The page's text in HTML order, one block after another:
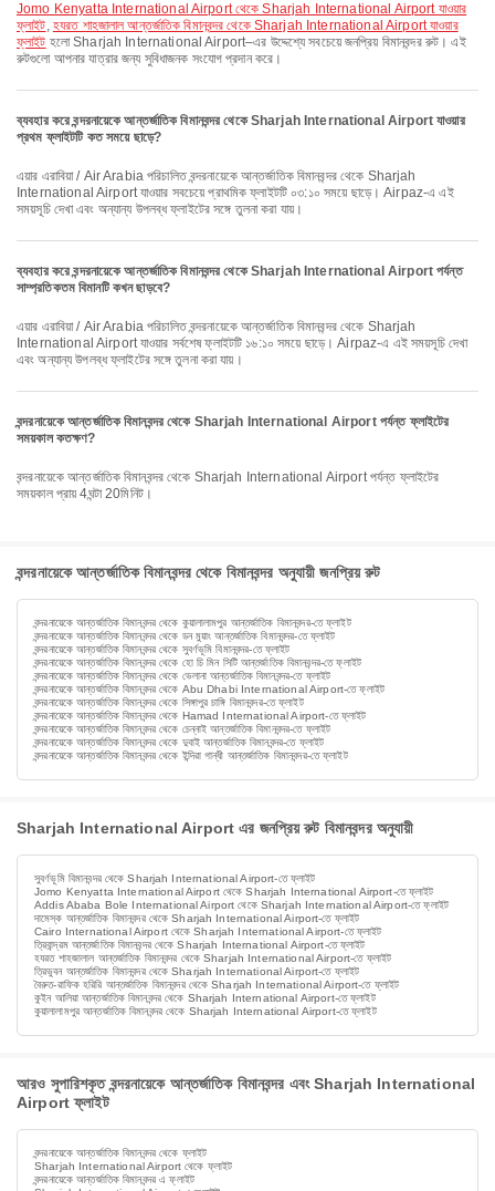
Jomo Kenyatta International Airport থেকে Sharjah International Airport যাওয়ার
ফ্লাইট, হযরত শাহজালাল আন্তর্জাতিক বিমানবন্দর থেকে Sharjah International Airport যাওয়ার
ফ্লাইট হলো Sharjah International Airport–এর উদ্দেশ্যে সবচেয়ে জনপ্রিয় বিমানবন্দর রুট। এই
রুটগুলো আপনার যাত্রার জন্য সুবিধাজনক সংযোগ প্রদান করে।
ব্যবহার করে বন্দরনায়েকে আন্তর্জাতিক বিমানবন্দর থেকে Sharjah International Airport যাওয়ার
প্রথম ফ্লাইটটি কত সময়ে ছাড়ে?
এয়ার এরাবিয়া / Air Arabia পরিচালিত বন্দরনায়েকে আন্তর্জাতিক বিমানবন্দর থেকে Sharjah
International Airport যাওয়ার সবচেয়ে প্রাথমিক ফ্লাইটটি ০৩:১০ সময়ে ছাড়ে। Airpaz-এ এই
সময়সূচি দেখা এবং অন্যান্য উপলব্ধ ফ্লাইটের সঙ্গে তুলনা করা যায়।
ব্যবহার করে বন্দরনায়েকে আন্তর্জাতিক বিমানবন্দর থেকে Sharjah International Airport পর্যন্ত
সাম্প্রতিকতম বিমানটি কখন ছাড়বে?
এয়ার এরাবিয়া / Air Arabia পরিচালিত বন্দরনায়েকে আন্তর্জাতিক বিমানবন্দর থেকে Sharjah
International Airport যাওয়ার সর্বশেষ ফ্লাইটটি ১৬:১০ সময়ে ছাড়ে। Airpaz-এ এই সময়সূচি দেখা
এবং অন্যান্য উপলব্ধ ফ্লাইটের সঙ্গে তুলনা করা যায়।
বন্দরনায়েকে আন্তর্জাতিক বিমানবন্দর থেকে Sharjah International Airport পর্যন্ত ফ্লাইটের
সময়কাল কতক্ষণ?
বন্দরনায়েকে আন্তর্জাতিক বিমানবন্দর থেকে Sharjah International Airport পর্যন্ত ফ্লাইটের
সময়কাল প্রায় 4ঘন্টা 20মিনিট।
বন্দরনায়েকে আন্তর্জাতিক বিমানবন্দর থেকে বিমানবন্দর অনুযায়ী জনপ্রিয় রুট
বন্দরনায়েকে আন্তর্জাতিক বিমানবন্দর থেকে কুয়ালালামপুর আন্তর্জাতিক বিমানবন্দর-তে ফ্লাইট
বন্দরনায়েকে আন্তর্জাতিক বিমানবন্দর থেকে ডন মুয়াং আন্তর্জাতিক বিমানবন্দর-তে ফ্লাইট
বন্দরনায়েকে আন্তর্জাতিক বিমানবন্দর থেকে সুবর্ণভূমি বিমানবন্দর-তে ফ্লাইট
বন্দরনায়েকে আন্তর্জাতিক বিমানবন্দর থেকে হো চি মিন সিটি আন্তর্জাতিক বিমানবন্দর-তে ফ্লাইট
বন্দরনায়েকে আন্তর্জাতিক বিমানবন্দর থেকে ভেলানা আন্তর্জাতিক বিমানবন্দর-তে ফ্লাইট
বন্দরনায়েকে আন্তর্জাতিক বিমানবন্দর থেকে Abu Dhabi International Airport-তে ফ্লাইট
বন্দরনায়েকে আন্তর্জাতিক বিমানবন্দর থেকে সিঙ্গাপুর চাঙ্গি বিমানবন্দর-তে ফ্লাইট
বন্দরনায়েকে আন্তর্জাতিক বিমানবন্দর থেকে Hamad International Airport-তে ফ্লাইট
বন্দরনায়েকে আন্তর্জাতিক বিমানবন্দর থেকে চেন্নাই আন্তর্জাতিক বিমানবন্দর-তে ফ্লাইট
বন্দরনায়েকে আন্তর্জাতিক বিমানবন্দর থেকে দুবাই আন্তর্জাতিক বিমানবন্দর-তে ফ্লাইট
বন্দরনায়েকে আন্তর্জাতিক বিমানবন্দর থেকে ইন্দিরা গান্ধী আন্তর্জাতিক বিমানবন্দর-তে ফ্লাইট
Sharjah International Airport এর জনপ্রিয় রুট বিমানবন্দর অনুযায়ী
সুবর্ণভূমি বিমানবন্দর থেকে Sharjah International Airport-তে ফ্লাইট
Jomo Kenyatta International Airport থেকে Sharjah International Airport-তে ফ্লাইট
Addis Ababa Bole International Airport থেকে Sharjah International Airport-তে ফ্লাইট
দামেস্ক আন্তর্জাতিক বিমানবন্দর থেকে Sharjah International Airport-তে ফ্লাইট
Cairo International Airport থেকে Sharjah International Airport-তে ফ্লাইট
ত্রিবান্দ্রম আন্তর্জাতিক বিমানবন্দর থেকে Sharjah International Airport-তে ফ্লাইট
হযরত শাহজালাল আন্তর্জাতিক বিমানবন্দর থেকে Sharjah International Airport-তে ফ্লাইট
ত্রিভুবন আন্তর্জাতিক বিমানবন্দর থেকে Sharjah International Airport-তে ফ্লাইট
বৈরুত-রাফিক হরিরি আন্তর্জাতিক বিমানবন্দর থেকে Sharjah International Airport-তে ফ্লাইট
কুইন আলিয়া আন্তর্জাতিক বিমানবন্দর থেকে Sharjah International Airport-তে ফ্লাইট
কুয়ালালামপুর আন্তর্জাতিক বিমানবন্দর থেকে Sharjah International Airport-তে ফ্লাইট
আরও সুপারিশকৃত বন্দরনায়েকে আন্তর্জাতিক বিমানবন্দর এবং Sharjah International
Airport ফ্লাইট
বন্দরনায়েকে আন্তর্জাতিক বিমানবন্দর থেকে ফ্লাইট
Sharjah International Airport থেকে ফ্লাইট
বন্দরনায়েকে আন্তর্জাতিক বিমানবন্দর এ ফ্লাইট